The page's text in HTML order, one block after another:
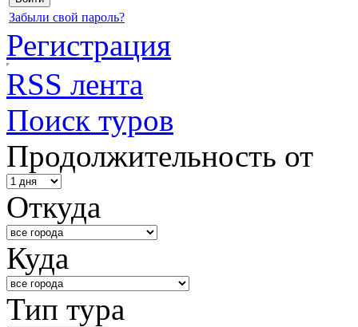
Забыли свой пароль?
Регистрация
RSS лента
Поиск туров
Продолжительность от
Откуда
Куда
Тип тура